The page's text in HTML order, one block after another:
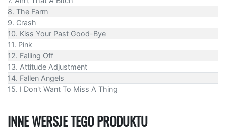
8. The Farm
9. Crash
10. Kiss Your Past Good-Bye
11. Pink
12. Falling Off
13. Attitude Adjustment
14. Fallen Angels
15. I Don't Want To Miss A Thing
INNE WERSJE TEGO PRODUKTU